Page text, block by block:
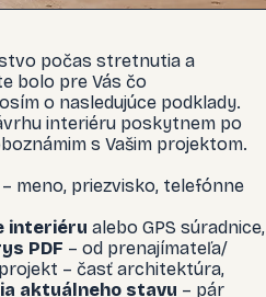
počas stretnutia a
bolo pre Vás čo
o nasledujúce podklady.
interiéru poskytnem po
s Vašim projektom.
– meno, priezvisko, telefónne
interiéru alebo GPS súradnice,
PDF – od prenajímateľa/
– časť architektúra,
aktuálneho stavu – pár